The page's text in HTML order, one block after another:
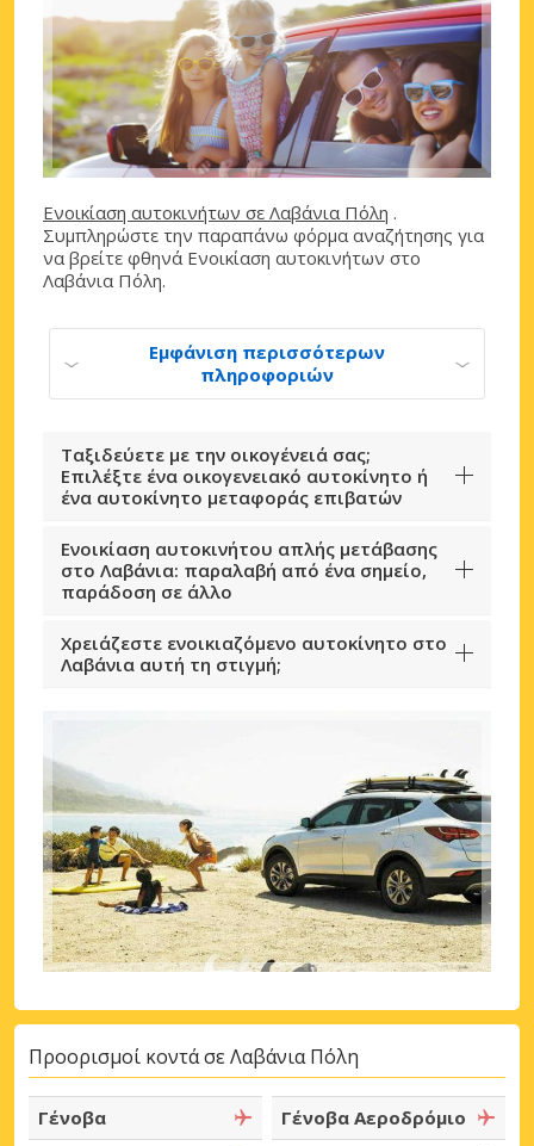
Ενοικίαση αυτοκινήτων σε Λαβάνια Πόλη .
Συμπληρώστε την παραπάνω φόρμα αναζήτησης για
να βρείτε φθηνά Ενοικίαση αυτοκινήτων στο
Λαβάνια Πόλη.
Εμφάνιση περισσότερων
πληροφοριών
Ταξιδεύετε με την οικογένειά σας;
Επιλέξτε ένα οικογενειακό αυτοκίνητο ή
ένα αυτοκίνητο μεταφοράς επιβατών
Ενοικίαση αυτοκινήτου απλής μετάβασης
στο Λαβάνια: παραλαβή από ένα σημείο,
παράδοση σε άλλο
Χρειάζεστε ενοικιαζόμενο αυτοκίνητο στο
Λαβάνια αυτή τη στιγμή;
Προορισμοί κοντά σε Λαβάνια Πόλη
Γένοβα
Γένοβα Αεροδρόμιο